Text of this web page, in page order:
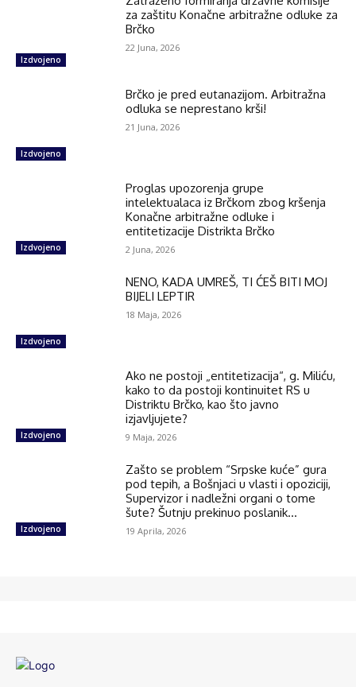
Izdvojeno
za zaštitu Konačne arbitražne odluke za
Brčko
22 Juna, 2026
Izdvojeno
Brčko je pred eutanazijom. Arbitražna
odluka se neprestano krši!
21 Juna, 2026
Izdvojeno
Proglas upozorenja grupe
intelektualaca iz Brčkom zbog kršenja
Konačne arbitražne odluke i
entitetizacije Distrikta Brčko
2 Juna, 2026
Izdvojeno
NENO, KADA UMREŠ, TI ĆEŠ BITI MOJ
BIJELI LEPTIR
18 Maja, 2026
Izdvojeno
Ako ne postoji „entitetizacija“, g. Miliću,
kako to da postoji kontinuitet RS u
Distriktu Brčko, kao što javno
izjavljujete?
9 Maja, 2026
Izdvojeno
Zašto se problem “Srpske kuće” gura
pod tepih, a Bošnjaci u vlasti i opoziciji,
Supervizor i nadležni organi o tome
šute? Šutnju prekinuo poslanik...
19 Aprila, 2026